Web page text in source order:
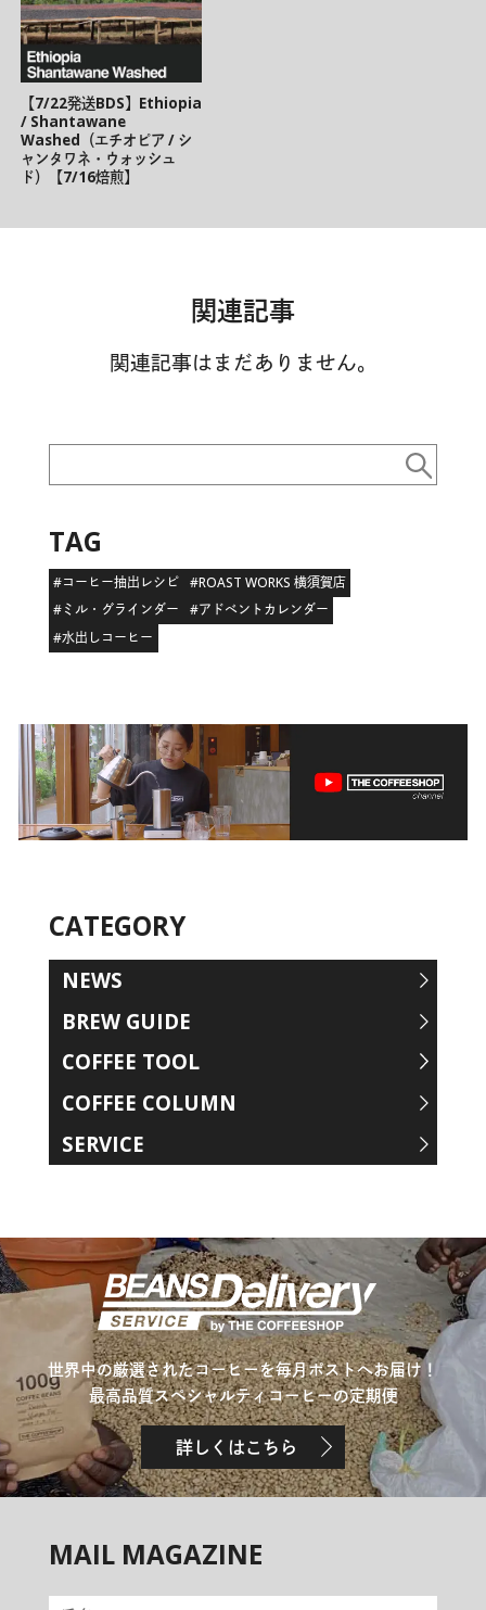
【7/22発送BDS】Ethiopia
/ Shantawane
Washed（エチオピア / シ
ャンタワネ・ウォッシュ
ド）【7/16焙煎】
関連記事
関連記事はまだありません。
TAG
#コーヒー抽出レシピ #ROAST WORKS 横須賀店
#ミル・グラインダー
#アドベントカレンダー
#水出しコーヒー
CATEGORY
NEWS
BREW GUIDE
COFFEE TOOL
COFFEE COLUMN
SERVICE
世界中の厳選されたコーヒーを毎月ポストへお届け！
最高品質スペシャルティコーヒーの定期便
詳しくはこちら
MAIL MAGAZINE